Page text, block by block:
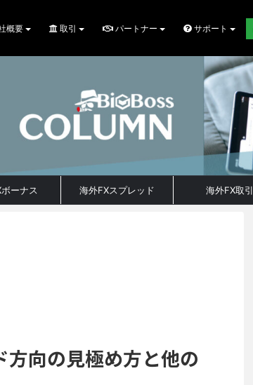
概要 取引 パートナー サポート
ーナス 海外FXスプレッド 海外FX取引
方向の見極め方と他の